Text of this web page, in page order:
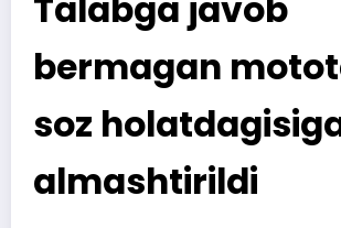
bermagan
soz
almashtirildi